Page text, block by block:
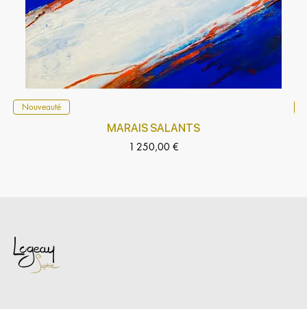
Nouveauté
MARAIS SALANTS
Prix
1 250,00 €